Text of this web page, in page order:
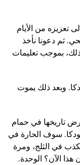
تعزيزه من الأيام
ثم دعونا نأخذ
ذلك، بموجب تعليمات
وبعد ذلك يموت
تاريخها في حمام
سوف الحارة في
في الثلج، ومرة
الآن؟ الوحدة.